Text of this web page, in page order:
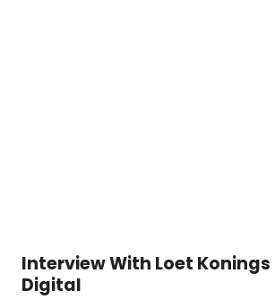
Interview With Loet
Digital